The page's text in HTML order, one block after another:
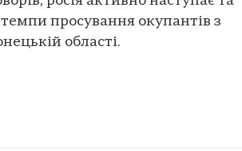
просування окупантів з
області.